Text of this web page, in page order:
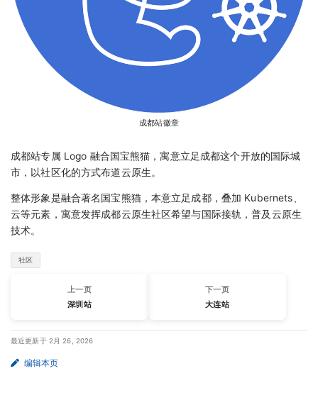
成都站徽章
成都站专属 Logo 融合国宝熊猫，寓意立足成都这个开放的国际城
市，以社区化的方式布道云原生。
整体形象是融合著名国宝熊猫，本意立足成都，叠加 Kubernets、
云等元素，寓意发挥成都云原生社区希望与国际接轨，普及云原生
技术。
社区
上一页
深圳站
下一页
大连站
最近更新于 2月 26, 2026
编辑本页